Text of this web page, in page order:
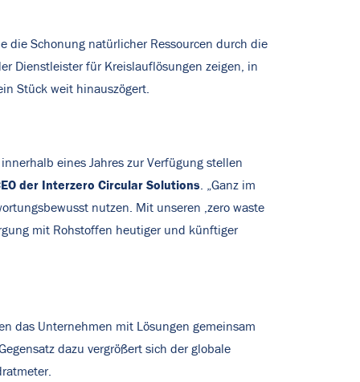
die Schonung natürlicher Ressourcen durch die
Dienstleister für Kreislauflösungen zeigen, in
Stück weit hinauszögert.
eines Jahres zur Verfügung stellen
der Interzero Circular Solutions . „Ganz im
nutzen. Mit unseren ,zero waste
mit Rohstoffen heutiger und künftiger
das Unternehmen mit Lösungen gemeinsam
dazu vergrößert sich der globale